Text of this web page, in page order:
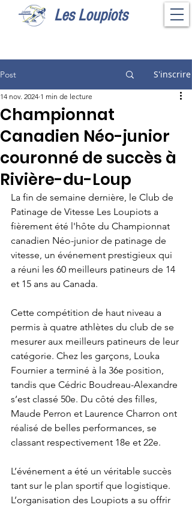
Les Loupiots
Post S'inscrire
Championnat
Canadien Néo-junior
couronné de succès à
Rivière-du-Loup
14 nov. 2024 1 min de lecture
La fin de semaine dernière, le Club de
Patinage de Vitesse Les Loupiots a
fièrement été l'hôte du Championnat
canadien Néo-junior de patinage de
vitesse, un événement prestigieux qui
a réuni les 60 meilleurs patineurs de 14
et 15 ans au Canada.
Cette compétition de haut niveau a
permis à quatre athlètes du club de se
mesurer aux meilleurs patineurs de leur
catégorie. Chez les garçons, Louka
Fournier a terminé à la 36e position,
tandis que Cédric Boudreau-Alexandre
s’est classé 50e. Du côté des filles,
Maude Perron et Laurence Charron ont
réalisé de belles performances, se
classant respectivement 18e et 22e.
L’événement a été un véritable succès
tant sur le plan sportif que logistique.
L’organisation des Loupiots a su offrir